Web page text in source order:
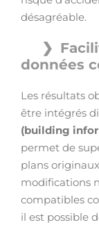
désagréable.
données
Les résultats
être intégrés
(building
permet de
plans
modifications
compatibles
il est possible